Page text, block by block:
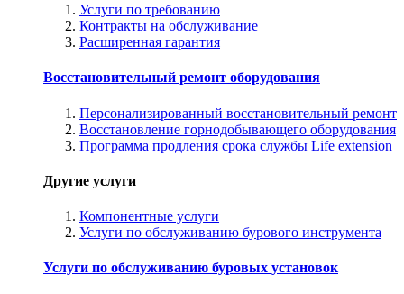
Услуги по требованию
Контракты на обслуживание
Расширенная гарантия
Восстановительный ремонт оборудования
Персонализированный восстановительный ремонт
Восстановление горнодобывающего оборудования
Программа продления срока службы Life extension
Другие услуги
Компонентные услуги
Услуги по обслуживанию бурового инструмента
Услуги по обслуживанию буровых установок